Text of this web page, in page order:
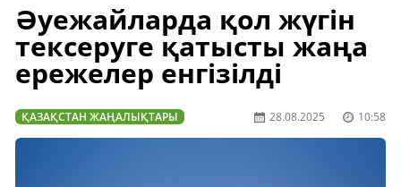
Әуежайларда қол жүгін
тексеруге қатысты жаңа
ережелер енгізілді
ҚАЗАҚСТАН ЖАҢАЛЫҚТАРЫ 28.08.2025 10:58